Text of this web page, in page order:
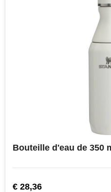
Bouteille d'eau de 350
€ 28,36